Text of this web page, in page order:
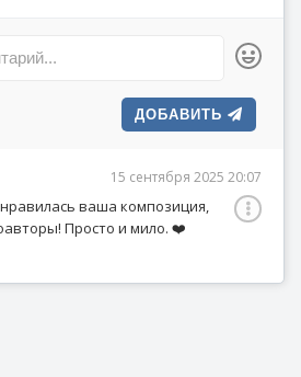
ДОБАВИТЬ
ваша композиция,
Просто и мило. ❤️
15 сентября 2025 20:07